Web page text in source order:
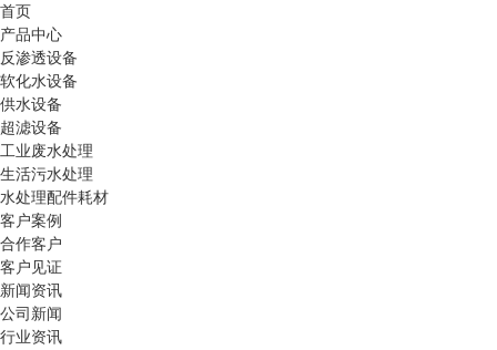
首页
产品中心
反渗透设备
软化水设备
供水设备
超滤设备
工业废水处理
生活污水处理
水处理配件耗材
客户案例
合作客户
客户见证
新闻资讯
公司新闻
行业资讯